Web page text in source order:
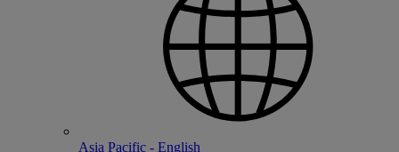
Asia Pacific - English